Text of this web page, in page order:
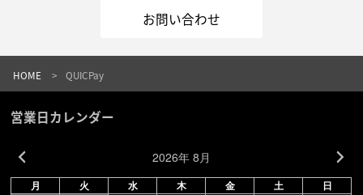
お問い合わせ
HOME QUICPay
営業日カレンダー
2026年 8月
月 火 水 木 金 土
日